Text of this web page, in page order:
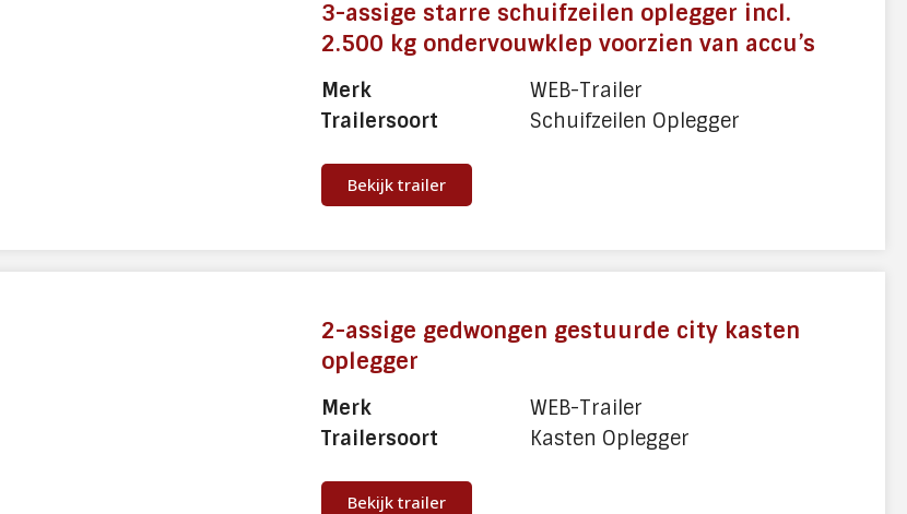
beschikt L-Verhuur ook over city trailers.
zijn korter dan standaard kasten trailers
Daarnaast zijn er verschillende extra opties
D’hollandia ondervouw laadklep
3-assige starre schuifzeilen oplegger incl.
2.500 kg ondervouwklep voorzien van accu’s
Merk
WEB-Trailer
Trailersoort
Schuifzeilen Oplegger
Bekijk trailer
2-assige gedwongen gestuurde city kasten
oplegger
Merk
WEB-Trailer
Trailersoort
Kasten Oplegger
Bekijk trailer